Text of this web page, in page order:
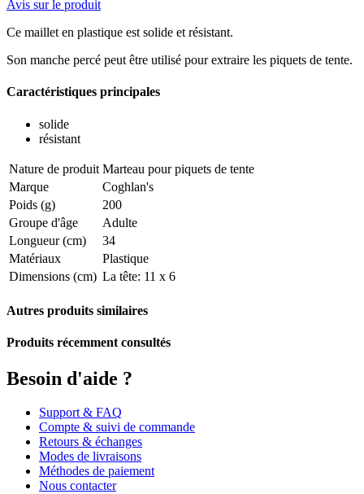
Avis sur le produit
Ce maillet en plastique est solide et résistant.
Son manche percé peut être utilisé pour extraire les piquets de tente.
Caractéristiques principales
solide
résistant
Nature de produit Marteau pour piquets de tente
Marque
Coghlan's
Poids (g)
200
Groupe d'âge
Adulte
Longueur (cm)
34
Matériaux
Plastique
Dimensions (cm) La tête: 11 x 6
Autres produits similaires
Produits récemment consultés
Besoin d'aide ?
Support & FAQ
Compte & suivi de commande
Retours & échanges
Modes de livraisons
Méthodes de paiement
Nous contacter